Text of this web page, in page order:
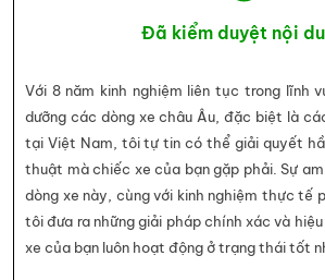
Đã kiểm duyệt nội
Với 8 năm kinh nghiệm liên tục trong lĩnh
dưỡng các dòng xe châu Âu, đặc biệt là
tại Việt Nam, tôi tự tin có thể giải quyết
thuật mà chiếc xe của bạn gặp phải. Sự
dòng xe này, cùng với kinh nghiệm thực tế
tôi đưa ra những giải pháp chính xác và
xe của bạn luôn hoạt động ở trạng thái tốt